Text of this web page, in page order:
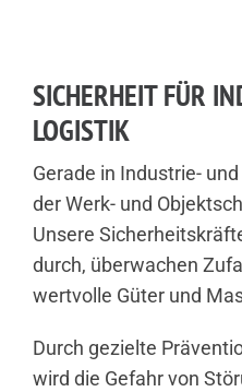
SICHERHEIT FÜR
LOGISTIK
Gerade in Industrie-
der Werk- und
Unsere
durch, überwachen
wertvolle Güter und
Durch gezielte
wird die Gefahr von